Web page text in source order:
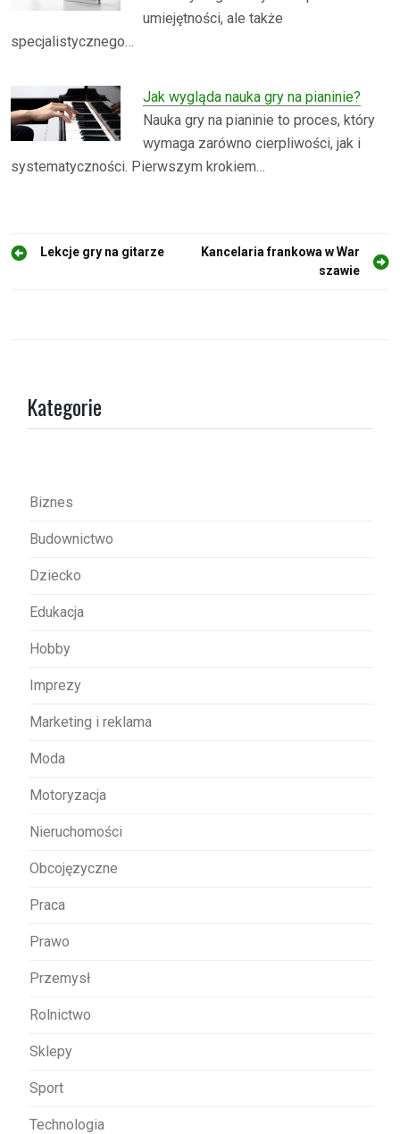
umiejętności, ale także
specjalistycznego…
Jak wygląda nauka gry na pianinie?
Nauka gry na pianinie to proces, który
wymaga zarówno cierpliwości, jak i
systematyczności. Pierwszym krokiem…
N
Lekcje gry na gitarze
Kancelaria frankowa w War
szawie
Kategorie
Biznes
Budownictwo
Dziecko
Edukacja
Hobby
Imprezy
Marketing i reklama
Moda
Motoryzacja
Nieruchomości
Obcojęzyczne
Praca
Prawo
Przemysł
Rolnictwo
Sklepy
Sport
Technologia